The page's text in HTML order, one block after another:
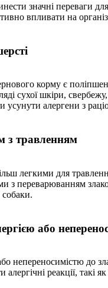
значні переваги
впливати на
корму є
сухої шкіри,
усунути алергени з
з травленням
легкими для
з переварюванням
або
непереносимістю до
реакції,